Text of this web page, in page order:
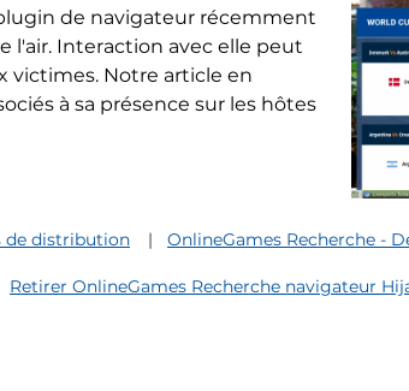
de navigateur récemment
l'air. Interaction avec elle peut
victimes. Notre article en
à sa présence sur les hôtes
de distribution OnlineGames Recherche -
Retirer OnlineGames Recherche navigateur